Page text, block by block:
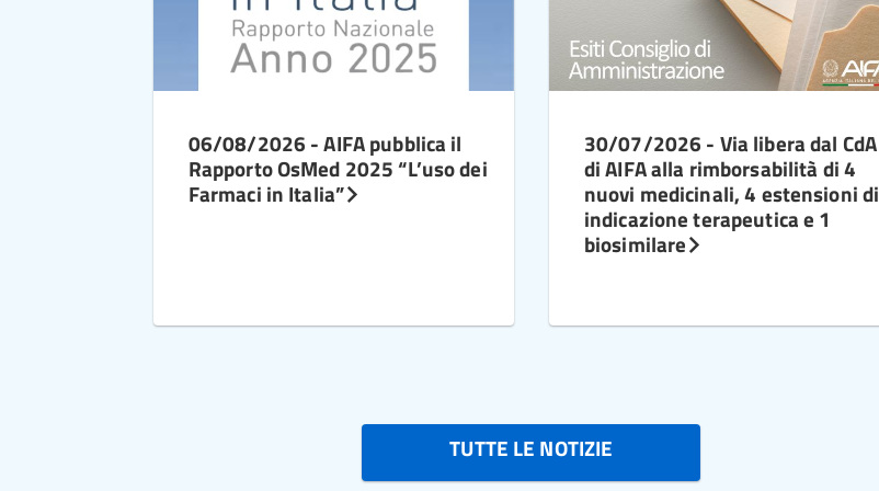
06/08/2026 - AIFA pubblica il
Rapporto OsMed 2025 “L’uso dei
Farmaci in Italia”
30/07/2026 - Via libera dal CdA
di AIFA alla rimborsabilità di 4
nuovi medicinali, 4 estensioni di
indicazione terapeutica e 1
biosimilare
TUTTE LE NOTIZIE